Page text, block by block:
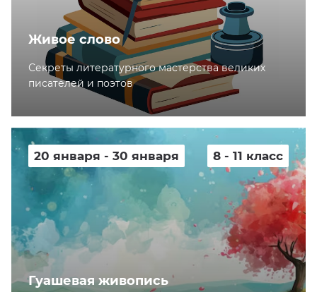
Живое слово
Секреты литературного мастерства великих
писателей и поэтов
20 января - 30 января 8 - 11 класс
Гуашевая живопись